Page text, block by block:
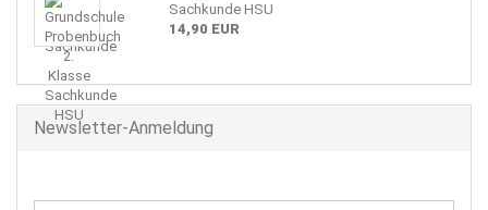
Sachkunde HSU
14,90 EUR
Newsletter-Anmeldung